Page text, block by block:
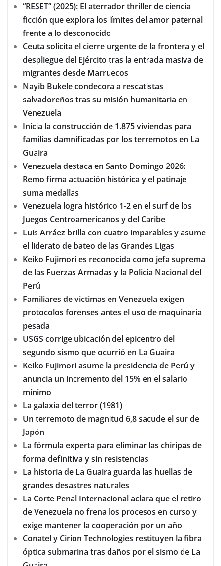
“RESET” (2025): El aterrador thriller de ciencia
ficción que explora los límites del amor paternal
frente a lo desconocido
Ceuta solicita el cierre urgente de la frontera y el
despliegue del Ejército tras la entrada masiva de
migrantes desde Marruecos
Nayib Bukele condecora a rescatistas
salvadoreños tras su misión humanitaria en
Venezuela
Inicia la construcción de 1.875 viviendas para
familias damnificadas por los terremotos en La
Guaira
Venezuela destaca en Santo Domingo 2026:
Remo firma actuación histórica y el patinaje
suma medallas
Venezuela logra histórico 1-2 en el surf de los
Juegos Centroamericanos y del Caribe
Luis Arráez brilla con cuatro imparables y asume
el liderato de bateo de las Grandes Ligas
Keiko Fujimori es reconocida como jefa suprema
de las Fuerzas Armadas y la Policía Nacional del
Perú
Familiares de victimas en Venezuela exigen
protocolos forenses antes el uso de maquinaria
pesada
USGS corrige ubicación del epicentro del
segundo sismo que ocurrió en La Guaira
Keiko Fujimori asume la presidencia de Perú y
anuncia un incremento del 15% en el salario
mínimo
La galaxia del terror (1981)
Un terremoto de magnitud 6,8 sacude el sur de
Japón
La fórmula experta para eliminar las chiripas de
forma definitiva y sin resistencias
La historia de La Guaira guarda las huellas de
grandes desastres naturales
La Corte Penal Internacional aclara que el retiro
de Venezuela no frena los procesos en curso y
exige mantener la cooperación por un año
Conatel y Cirion Technologies restituyen la fibra
óptica submarina tras daños por el sismo de La